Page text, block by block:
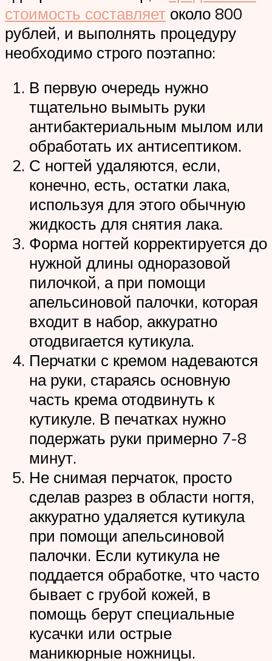
стоимость составляет около 800
рублей, и выполнять процедуру
необходимо строго поэтапно:
В первую очередь нужно
тщательно вымыть руки
антибактериальным мылом или
обработать их антисептиком.
С ногтей удаляются, если,
конечно, есть, остатки лака,
используя для этого обычную
жидкость для снятия лака.
Форма ногтей корректируется до
нужной длины одноразовой
пилочкой, а при помощи
апельсиновой палочки, которая
входит в набор, аккуратно
отодвигается кутикула.
Перчатки с кремом надеваются
на руки, стараясь основную
часть крема отодвинуть к
кутикуле. В печатках нужно
подержать руки примерно 7-8
минут.
Не снимая перчаток, просто
сделав разрез в области ногтя,
аккуратно удаляется кутикула
при помощи апельсиновой
палочки. Если кутикула не
поддается обработке, что часто
бывает с грубой кожей, в
помощь берут специальные
кусачки или острые
маникюрные ножницы.